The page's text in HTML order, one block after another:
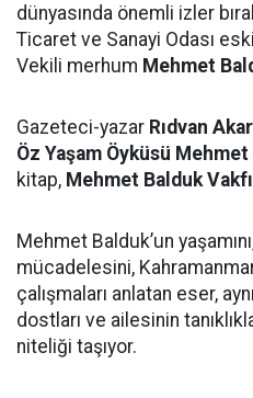
dünyasında önemli izler
Ticaret ve Sanayi Odası
Vekili merhum Mehmet
Gazeteci-yazar Rıdvan Akar
Öz Yaşam Öyküsü Mehmet
kitap, Mehmet Balduk Vakfı
Mehmet Balduk’un
mücadelesini,
çalışmaları anlatan eser,
dostları ve ailesinin
niteliği taşıyor.